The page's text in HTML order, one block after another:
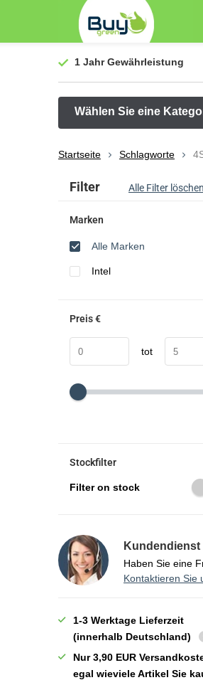
1 JahrGewährleistung
Wählen Sie eine
Startseite Schlagworte
Sortieren nach:
Filter Alle Filter löschen
Marken
Alle Marken
Intel
Preis€
tot
Stockfilter
Filter on stock
Kundendienst
Haben Sie eine
Kontaktieren Sie
1-3 Werktage Lieferzeit
(innerhalb Deutschland)
Nur 3,90 EUR
egal wieviele Artikel Sie